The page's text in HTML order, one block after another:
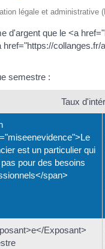
légale et administrative
d'argent que le <a
semestre :
Taux
est un particulier qui
pour des besoins
span>
Exposant>